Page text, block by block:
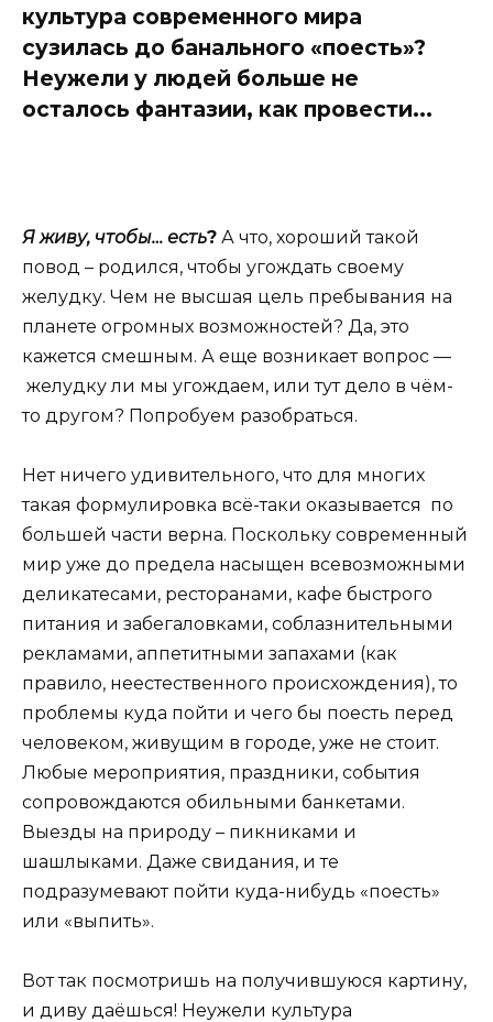
культура современного мира
сузилась до банального «поесть»?
Неужели у людей больше не
осталось фантазии, как провести...
Я живу, чтобы… есть? А что, хороший такой
повод – родился, чтобы угождать своему
желудку. Чем не высшая цель пребывания на
планете огромных возможностей? Да, это
кажется смешным. А еще возникает вопрос —
желудку ли мы угождаем, или тут дело в чём-
то другом? Попробуем разобраться.
Нет ничего удивительного, что для многих
такая формулировка всё-таки оказывается по
большей части верна. Поскольку современный
мир уже до предела насыщен всевозможными
деликатесами, ресторанами, кафе быстрого
питания и забегаловками, соблазнительными
рекламами, аппетитными запахами (как
правило, неестественного происхождения), то
проблемы куда пойти и чего бы поесть перед
человеком, живущим в городе, уже не стоит.
Любые мероприятия, праздники, события
сопровождаются обильными банкетами.
Выезды на природу – пикниками и
шашлыками. Даже свидания, и те
подразумевают пойти куда-нибудь «поесть»
или «выпить».
Вот так посмотришь на получившуюся картину,
и диву даёшься! Неужели культура